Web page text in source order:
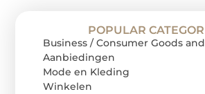
POPULAR
Business / Consumer Goods
Aanbiedingen
Mode en Kleding
Winkelen